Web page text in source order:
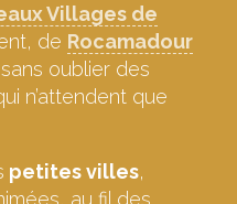
Villages de
de Rocamadour
oublier des
n’attendent que
petites villes,
au fil des